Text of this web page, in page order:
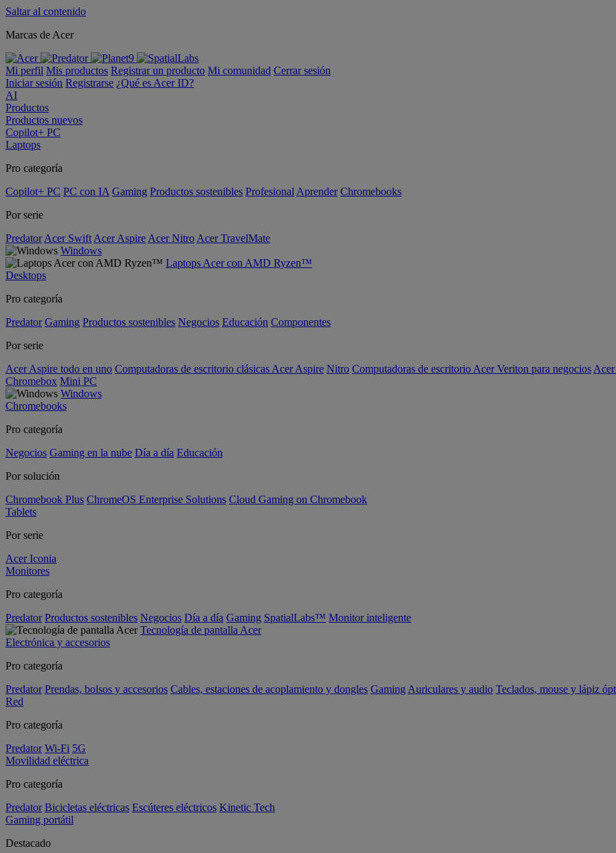
Saltar al contenido
Marcas de Acer
Mi perfil Mis productos Registrar un producto Mi comunidad Cerrar sesión
Iniciar sesión Registrarse ¿Qué es Acer ID?
AI
Productos
Productos nuevos
Copilot+ PC
Laptops
Pro categoría
Copilot+ PC PC con IA Gaming Productos sostenibles Profesional Aprender Chromebooks
Por serie
Predator Acer Swift Acer Aspire Acer Nitro Acer TravelMate
Windows
Laptops Acer con AMD Ryzen™
Desktops
Pro categoría
Predator Gaming Productos sostenibles Negocios Educación Componentes
Por serie
Acer Aspire todo en uno Computadoras de escritorio clásicas Acer Aspire Nitro Computadoras de escritorio Acer Veriton para negocios
Chromebox Mini PC
Windows
Chromebooks
Pro categoría
Negocios Gaming en la nube Día a día Educación
Por solución
Chromebook Plus ChromeOS Enterprise Solutions Cloud Gaming on Chromebook
Tablets
Por serie
Acer Iconia
Monitores
Pro categoría
Predator Productos sostenibles Negocios Día a día Gaming SpatialLabs™ Monitor inteligente
Tecnología de pantalla Acer
Electrónica y accesorios
Pro categoría
Predator Prendas, bolsos y accesorios Cables, estaciones de acoplamiento y dongles Gaming Auriculares y audio Teclados, mouse y lápiz
Red
Pro categoría
Predator Wi-Fi 5G
Movilidad eléctrica
Pro categoría
Predator Bicicletas eléctricas Escúteres eléctricos Kinetic Tech
Gaming portátil
Destacado